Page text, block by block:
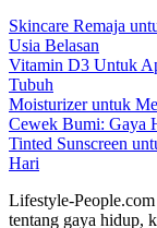
Skincare Remaja
Usia Belasan
Vitamin D3 Untuk
Tubuh
Moisturizer untuk
Cewek Bumi: Gaya
Tinted Sunscreen
Hari
Lifestyle-
tentang gaya hidup,